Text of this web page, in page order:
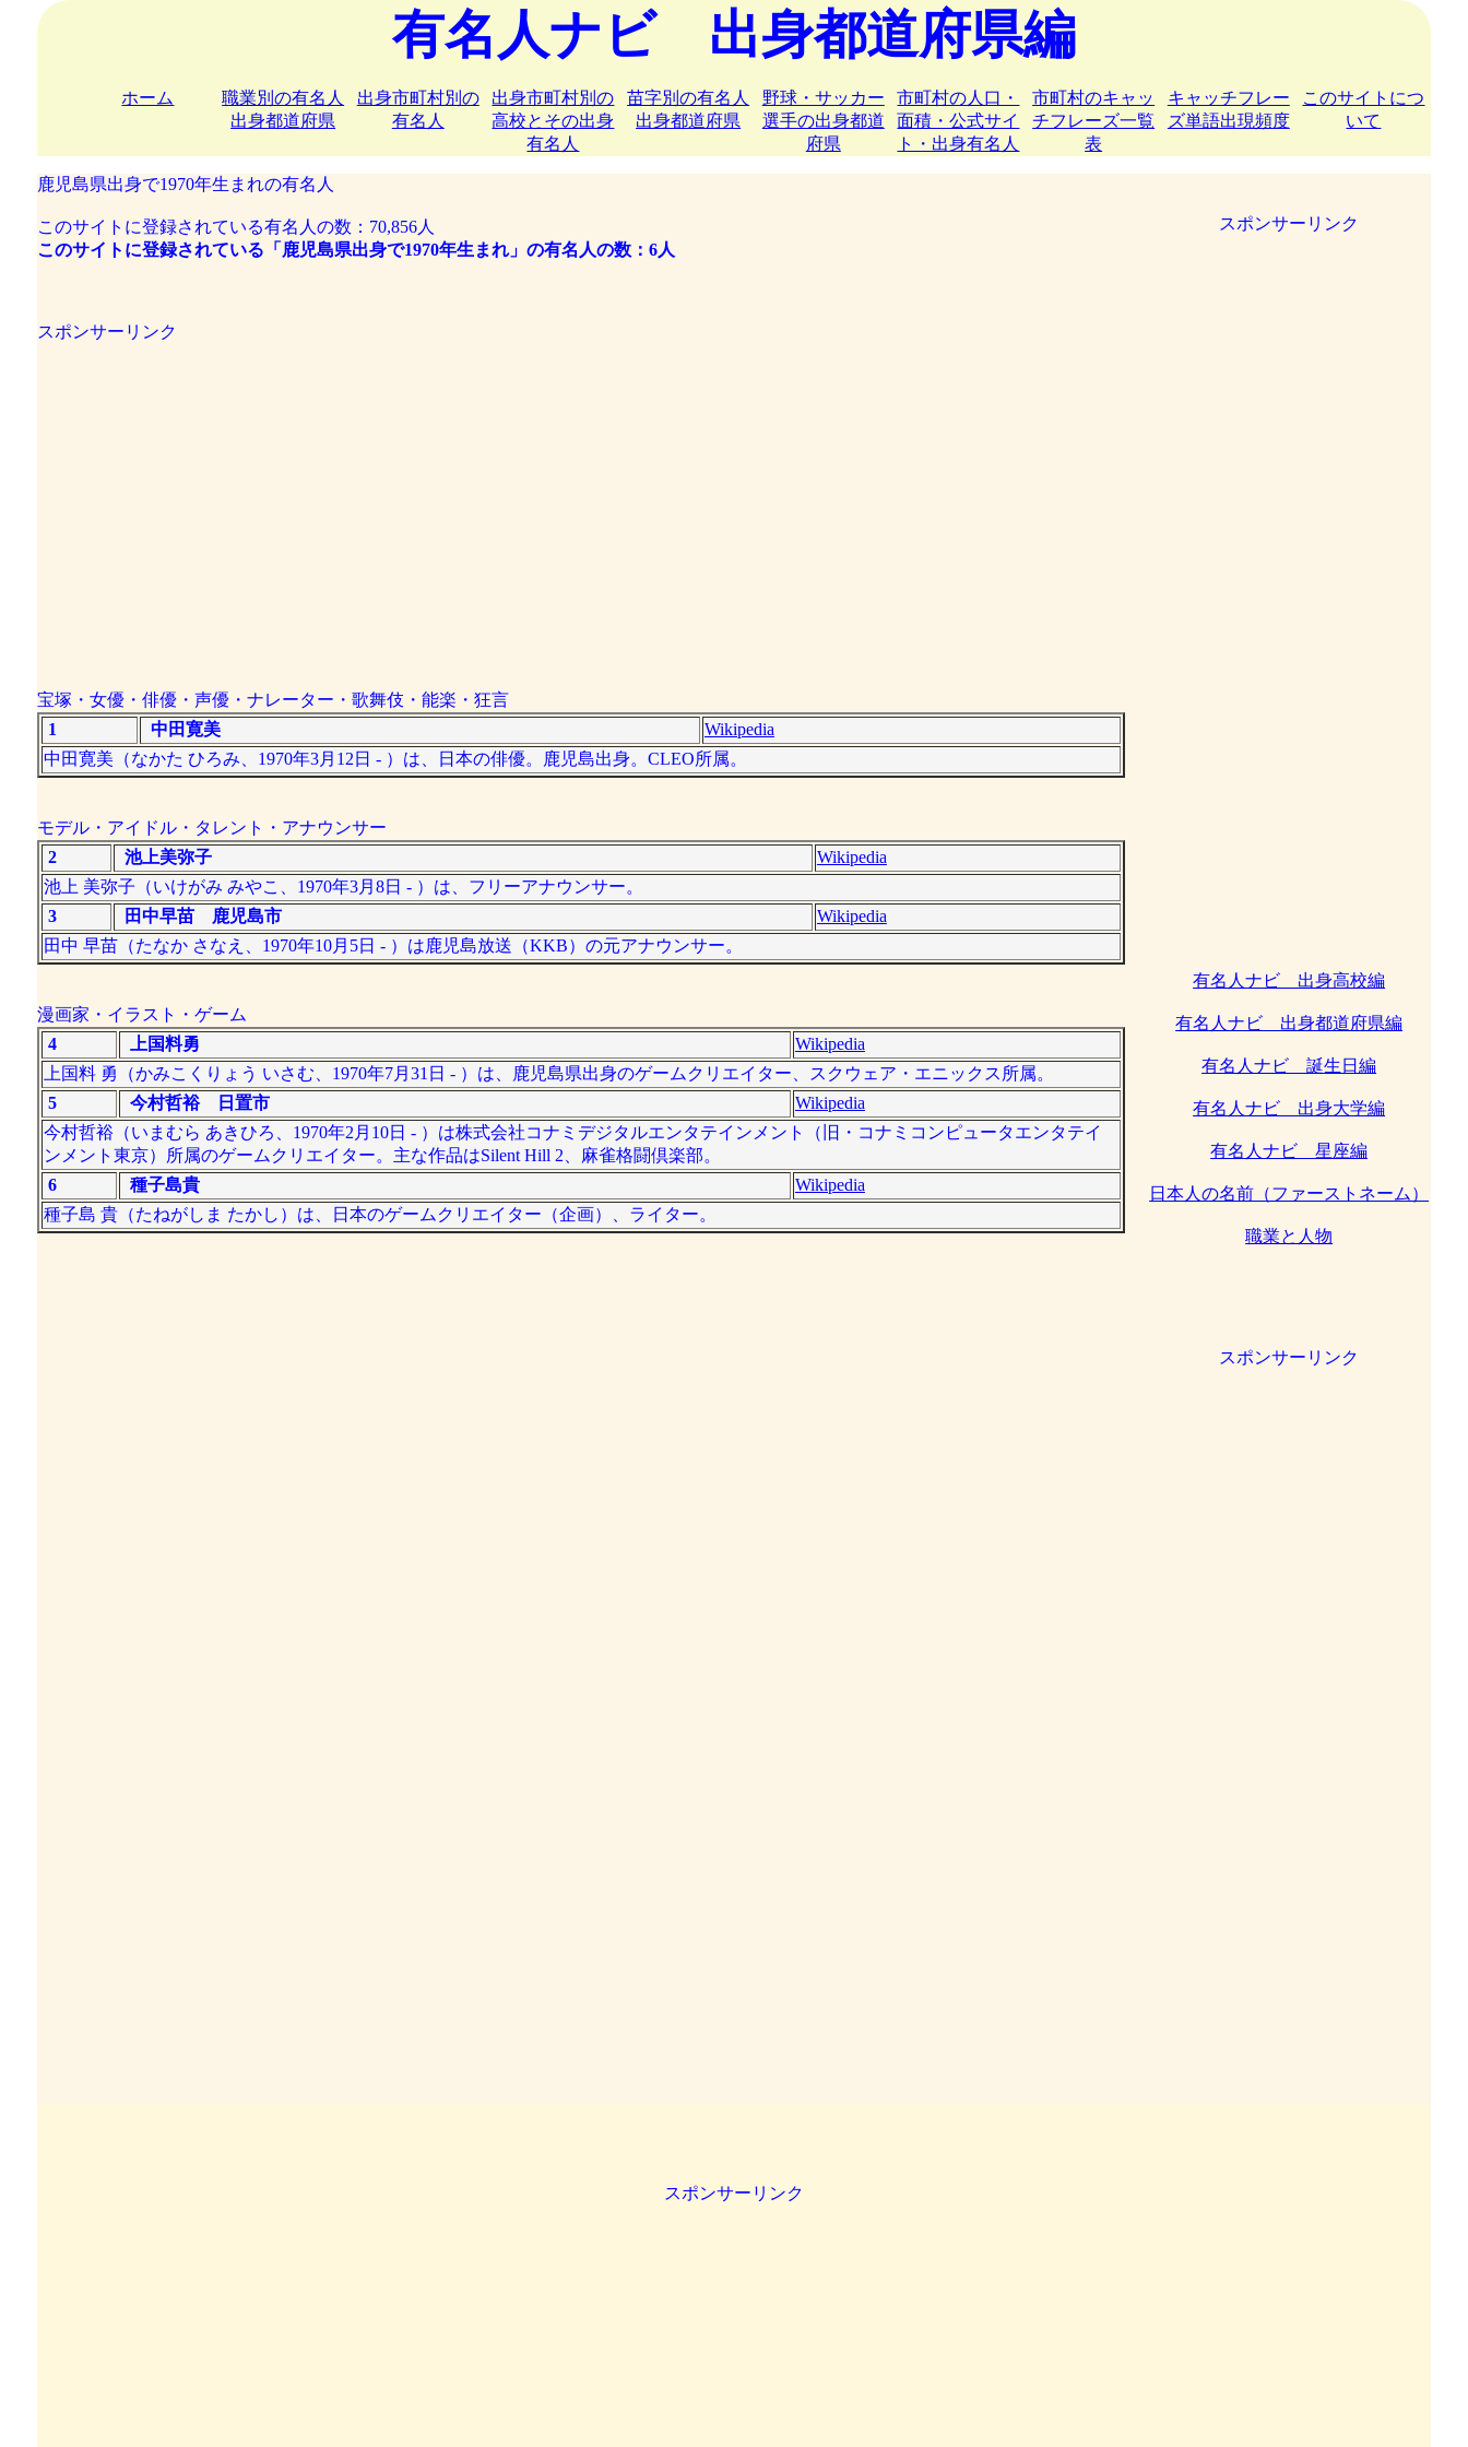
有名人ナビ 出身都道府県編
ホーム
職業別の有名人
出身都道府県
出身市町村別の
有名人
出身市町村別の
高校とその出身
有名人
苗字別の有名人
出身都道府県
野球・サッカー
選手の出身都道
府県
市町村の人口・
面積・公式サイ
ト・出身有名人
市町村のキャッ
チフレーズ一覧
表
キャッチフレー
ズ単語出現頻度
このサイトにつ
いて
鹿児島県出身で1970年生まれの有名人
このサイトに登録されている有名人の数：70,856人
このサイトに登録されている「鹿児島県出身で1970年生まれ」の有名人の数：6人
スポンサーリンク
宝塚・女優・俳優・声優・ナレーター・歌舞伎・能楽・狂言
1
中田寛美
Wikipedia
中田寛美（なかた ひろみ、1970年3月12日 - ）は、日本の俳優。鹿児島出身。CLEO所属。
モデル・アイドル・タレント・アナウンサー
2
池上美弥子
Wikipedia
池上 美弥子（いけがみ みやこ、1970年3月8日 - ）は、フリーアナウンサー。
3
田中早苗 鹿児島市
Wikipedia
田中 早苗（たなか さなえ、1970年10月5日 - ）は鹿児島放送（KKB）の元アナウンサー。
漫画家・イラスト・ゲーム
4
上国料勇
Wikipedia
上国料 勇（かみこくりょう いさむ、1970年7月31日 - ）は、鹿児島県出身のゲームクリエイター、スクウェア・エニックス所属。
5
今村哲裕 日置市
Wikipedia
今村哲裕（いまむら あきひろ、1970年2月10日 - ）は株式会社コナミデジタルエンタテインメント（旧・コナミコンピュータエンタテイ
ンメント東京）所属のゲームクリエイター。主な作品はSilent Hill 2、麻雀格闘倶楽部。
6
種子島貴
Wikipedia
種子島 貴（たねがしま たかし）は、日本のゲームクリエイター（企画）、ライター。
スポンサーリンク
有名人ナビ 出身高校編
有名人ナビ 出身都道府県編
有名人ナビ 誕生日編
有名人ナビ 出身大学編
有名人ナビ 星座編
日本人の名前（ファーストネーム）
職業と人物
スポンサーリンク
スポンサーリンク